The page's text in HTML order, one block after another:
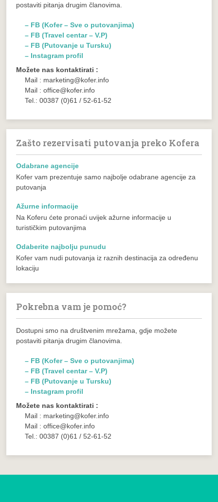
postaviti pitanja drugim članovima.
– FB (Kofer – Sve o putovanjima)
– FB (Travel centar – V.P)
– FB (Putovanje u Tursku)
– Instagram profil
Možete nas kontaktirati :
Mail : marketing@kofer.info
Mail : office@kofer.info
Tel.: 00387 (0)61 / 52-61-52
Zašto rezervisati putovanja preko Kofera
Odabrane agencije
Kofer vam prezentuje samo najbolje odabrane agencije za
putovanja
Ažurne informacije
Na Koferu ćete pronaći uvijek ažurne informacije u
turističkim putovanjima
Odaberite najbolju punudu
Kofer vam nudi putovanja iz raznih destinacija za određenu
lokaciju
Pokrebna vam je pomoć?
Dostupni smo na društvenim mrežama, gdje možete
postaviti pitanja drugim članovima.
– FB (Kofer – Sve o putovanjima)
– FB (Travel centar – V.P)
– FB (Putovanje u Tursku)
– Instagram profil
Možete nas kontaktirati :
Mail : marketing@kofer.info
Mail : office@kofer.info
Tel.: 00387 (0)61 / 52-61-52